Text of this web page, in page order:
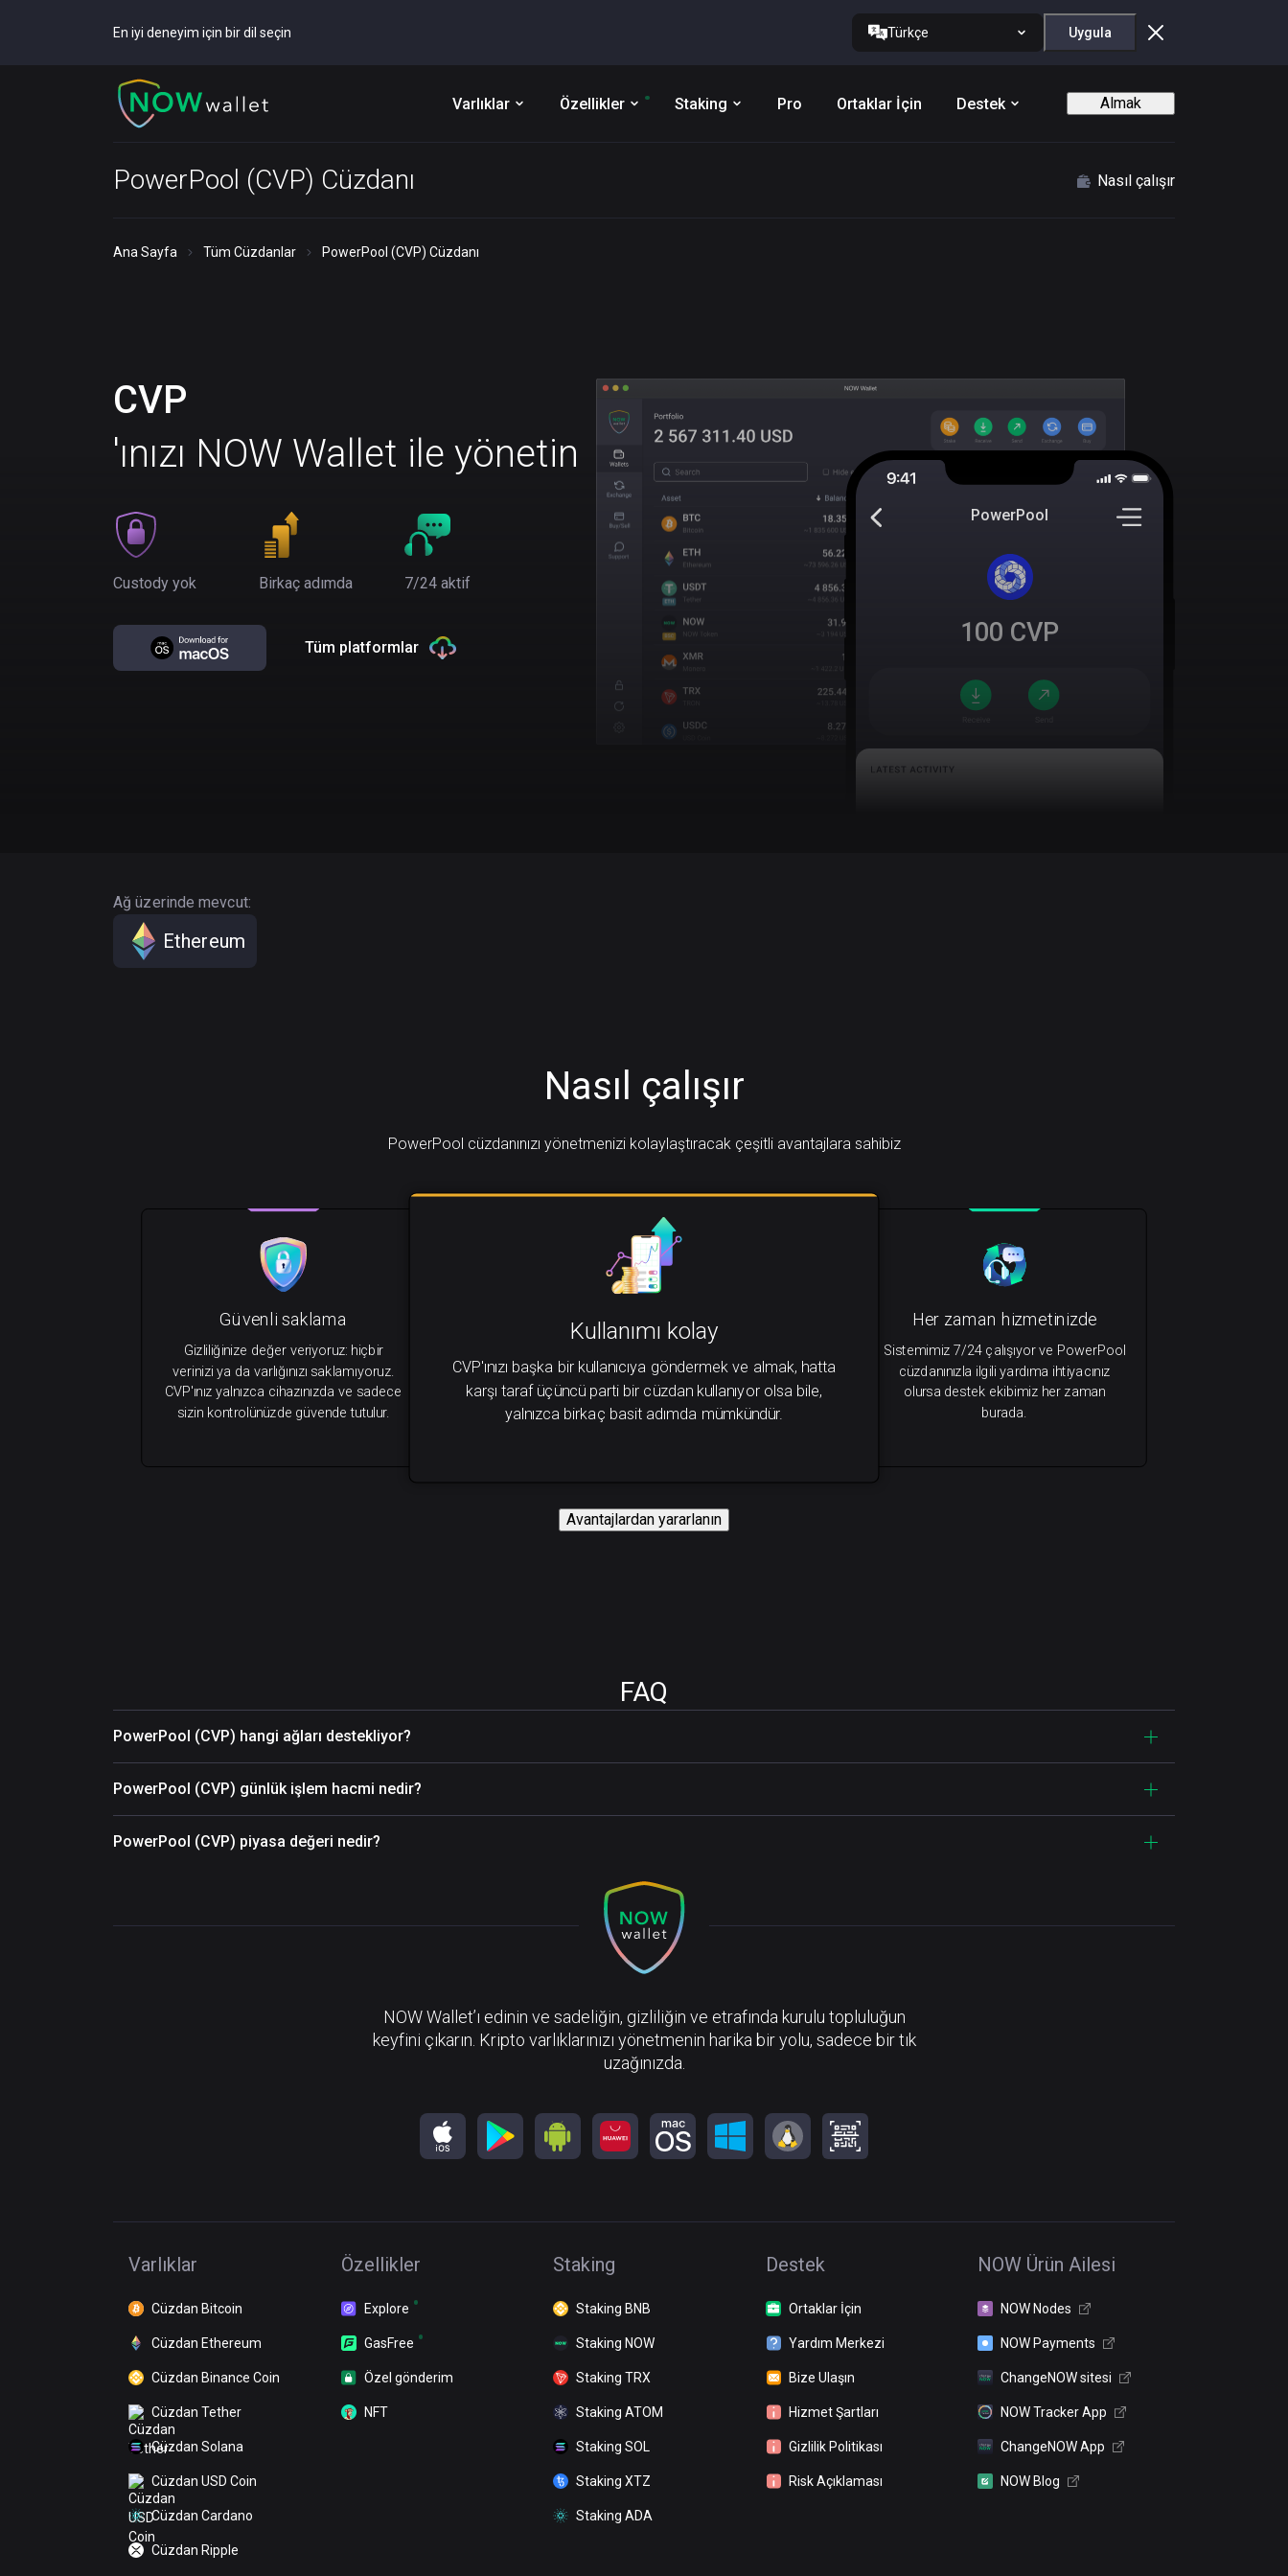
En iyi deneyim için bir dil seçin Türkçe Uygula
Varlıklar Özellikler Staking Pro Ortaklar İçin Destek Almak
PowerPool (CVP) Cüzdanı Nasıl çalışır
Ana Sayfa Tüm Cüzdanlar PowerPool (CVP) Cüzdanı
CVP
'ınızı NOW Wallet ile yönetin
Custody yok Birkaç adımda 7/24 aktif
Tüm platformlar
PowerPool
100 CVP
Ağ üzerinde mevcut:
Ethereum
Nasıl çalışır
PowerPool cüzdanınızı yönetmenizi kolaylaştıracak çeşitli avantajlara sahibiz
Kullanımı kolay
CVP'ınızı başka bir kullanıcıya göndermek ve almak, hatta
karşı taraf üçüncü parti bir cüzdan kullanıyor olsa bile,
yalnızca birkaç basit adımda mümkündür.
Her zaman hizmetinizde
Sistemimiz 7/24 çalışıyor ve PowerPool
cüzdanınızla ilgili yardıma ihtiyacınız
olursa destek ekibimiz her zaman
burada.
Güvenli saklama
Gizliliğinize değer veriyoruz: hiçbir
verinizi ya da varlığınızı saklamıyoruz.
CVP'ınız yalnızca cihazınızda ve sadece
sizin kontrolünüzde güvende tutulur.
Avantajlardan yararlanın
FAQ
PowerPool (CVP) hangi ağları destekliyor?
PowerPool (CVP) günlük işlem hacmi nedir?
PowerPool (CVP) piyasa değeri nedir?
NOW Wallet’ı edinin ve sadeliğin, gizliliğin ve etrafında kurulu topluluğun
keyfini çıkarın. Kripto varlıklarınızı yönetmenin harika bir yolu, sadece bir tık
uzağınızda.
Varlıklar
Cüzdan Bitcoin
Cüzdan Ethereum
Cüzdan Binance Coin
Cüzdan Tether
Cüzdan Solana
Cüzdan USD Coin
Cüzdan Cardano
Cüzdan Ripple
Özellikler
Explore
GasFree
Özel gönderim
NFT
Staking
Staking BNB
Staking NOW
Staking TRX
Staking ATOM
Staking SOL
Staking XTZ
Staking ADA
Destek
Ortaklar İçin
Yardım Merkezi
Bize Ulaşın
Hizmet Şartları
Gizlilik Politikası
Risk Açıklaması
NOW Ürün Ailesi
NOW Nodes
NOW Payments
ChangeNOW sitesi
NOW Tracker App
ChangeNOW App
NOW Blog